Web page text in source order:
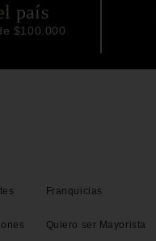
país
$100.000
Franquicias
Quiero ser Mayorista